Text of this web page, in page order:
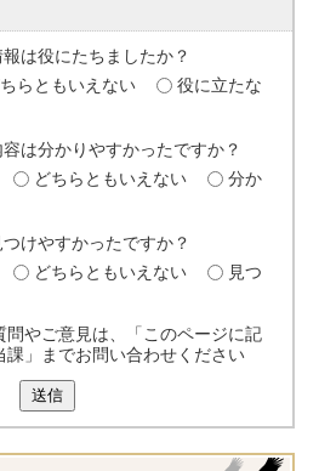
は役にたちましたか？
らともいえない
役に立たな
は分かりやすかったですか？
どちらともいえない
分か
けやすかったですか？
どちらともいえない
見つ
問やご意見は、「このページに記
課」までお問い合わせください
送信